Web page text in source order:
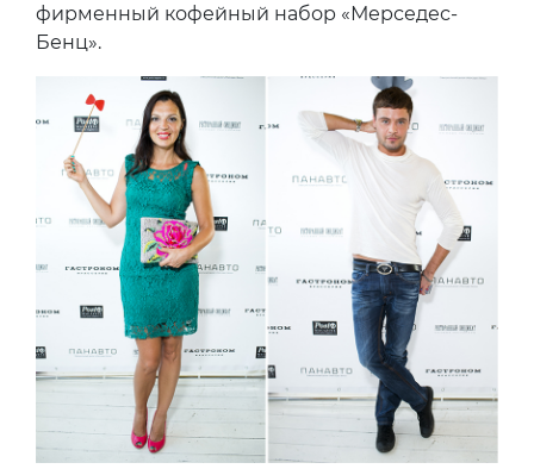
фирменный кофейный набор «Мерседес-
Бенц».